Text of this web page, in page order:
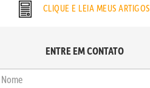
CLIQUE E LEIA MEUS ARTIGOS
ENTRE EM CONTATO